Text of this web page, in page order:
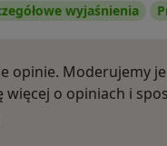
wyjaśnienia
opinie. Moderujemy
więcej o opiniach i